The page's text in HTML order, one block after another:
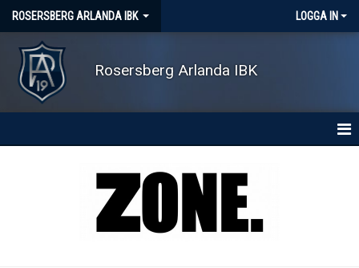
ROSERSBERG ARLANDA IBK LOGGA IN
Rosersberg Arlanda IBK